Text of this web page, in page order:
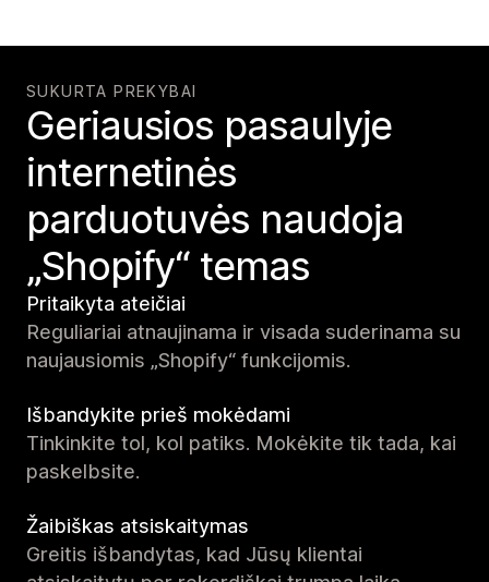
SUKURTA PREKYBAI
Geriausios pasaulyje
internetinės
parduotuvės naudoja
„Shopify“ temas
Pritaikyta ateičiai
Reguliariai atnaujinama ir visada suderinama su
naujausiomis „Shopify“ funkcijomis.
Išbandykite prieš mokėdami
Tinkinkite tol, kol patiks. Mokėkite tik tada, kai
paskelbsite.
Žaibiškas atsiskaitymas
Greitis išbandytas, kad Jūsų klientai